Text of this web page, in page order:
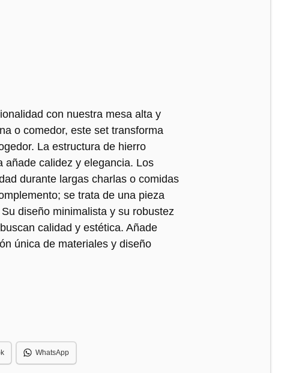
con nuestra mesa alta y
o comedor, este set transforma
La estructura de hierro
añade calidez y elegancia. Los
durante largas charlas o comidas
se trata de una pieza
diseño minimalista y su robustez
calidad y estética. Añade
única de materiales y diseño
WhatsApp